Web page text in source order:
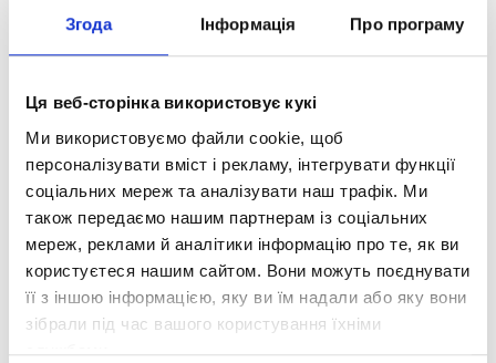
Згода Інформація Про програму
Ця веб-сторінка використовує кукі
Ми використовуємо файли cookie, щоб
персоналізувати вміст і рекламу, інтегрувати функції
соціальних мереж та аналізувати наш трафік. Ми
також передаємо нашим партнерам із соціальних
мереж, реклами й аналітики інформацію про те, як ви
користуєтеся нашим сайтом. Вони можуть поєднувати
її з іншою інформацією, яку ви їм надали або яку вони
зібрали під час вашого користування їхніми
службами.
кожної дитини, і дистанційна школа «
Оптіма »
спілкування. Поза тим діти займаються
нове.
Найбільша дистанційна школа України дбає і
про безпеку ОПТИМістів. В офісі, де
проходила зустріч, є бомбосховище,
обладнане за всіма вимогами ДСНС.
Ділимося з вами фотозвітом про нашу зустріч